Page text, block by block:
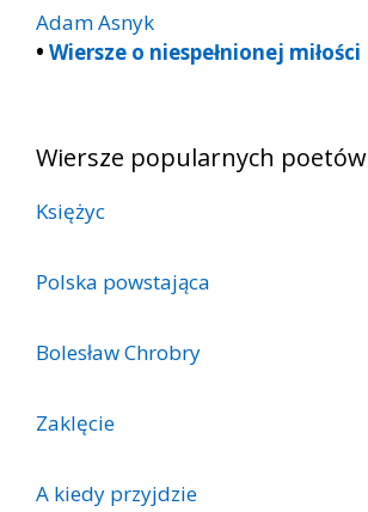
Adam Asnyk
• Wiersze o niespełnionej miłości
Wiersze popularnych poetów
Księżyc
Polska powstająca
Bolesław Chrobry
Zaklęcie
A kiedy przyjdzie